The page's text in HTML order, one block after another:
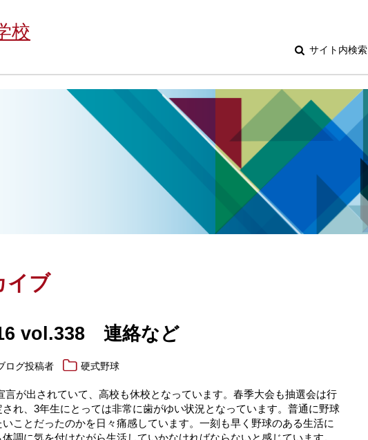
校
サイト内検索
イブ
vol.338 連絡など
ログ投稿者 硬式野球
出されていて、高校も休校となっています。春季大会も抽選会は行
れ、3年生にとっては非常に歯がゆい状況となっています。普通に野球
ことだったのかを日々痛感しています。一刻も早く野球のある生活に
調に気を付けながら生活していかなければならないと感じています。